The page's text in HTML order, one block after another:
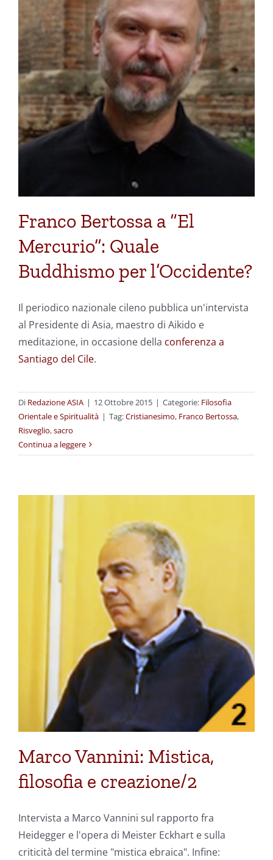
Franco Bertossa a “El
Mercurio”: Quale
Buddhismo per l’Occidente?
Il periodico nazionale cileno pubblica un'intervista
al Presidente di Asia, maestro di Aikido e
meditazione, in occasione della conferenza a
Santiago del Cile.
Di Redazione ASIA | 12 Ottobre 2015 | Categorie: Filosofia
Orientale e Spiritualità | Tag:Cristianesimo, Franco Bertossa,
Risveglio,sacro
Continua a leggere
Marco Vannini: Mistica,
filosofia e creazione/2
Intervista a Marco Vannini sul rapporto fra
Heidegger e l'opera di Meister Eckhart e sulla
criticità del termine "mistica ebraica". Infine: